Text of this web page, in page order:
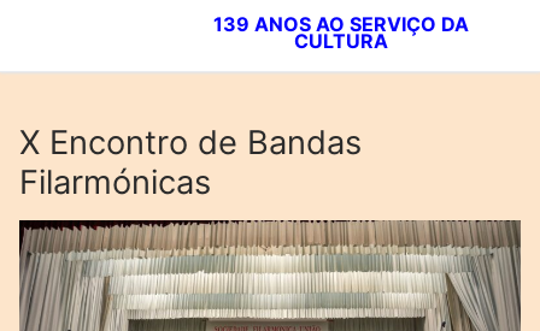
X Encontro de Bandas
Filarmónicas